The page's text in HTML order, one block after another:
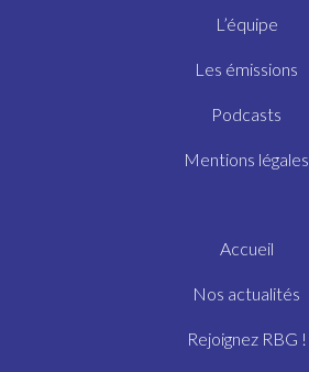
L’équipe
Les émissions
Podcasts
Mentions légales
Accueil
Nos actualités
Rejoignez RBG !